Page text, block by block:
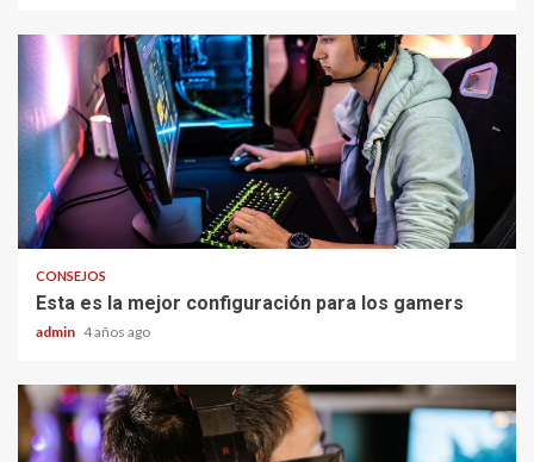
CONSEJOS
Esta es la mejor configuración para los gamers
admin 4 años ago